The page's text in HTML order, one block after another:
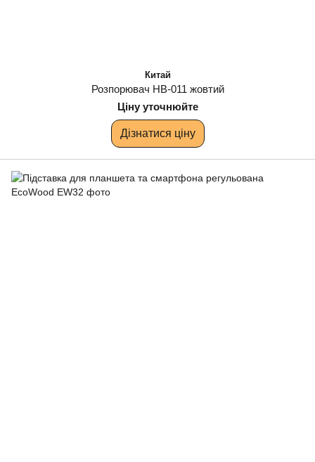
Китай
Розпорювач НВ-011 жовтий
Ціну уточнюйте
Дізнатися ціну